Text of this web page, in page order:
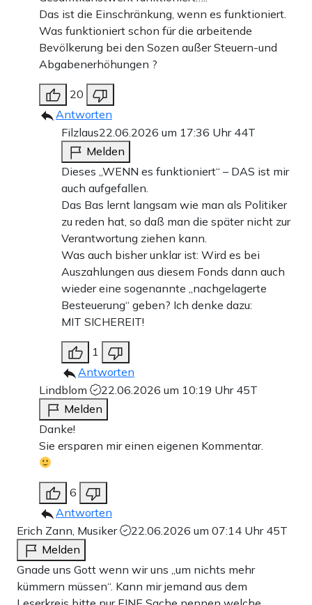
Das ist die Einschränkung, wenn es funktioniert.
Was funktioniert schon für die arbeitende
Bevölkerung bei den Sozen außer Steuern-und
Abgabenerhöhungen ?
20
Antworten
Filzlaus22.06.2026 um 17:36 Uhr 44T
Melden
Dieses „WENN es funktioniert“ – DAS ist mir
auch aufgefallen.
Das Bas lernt langsam wie man als Politiker
zu reden hat, so daß man die später nicht zur
Verantwortung ziehen kann.
Was auch bisher unklar ist: Wird es bei
Auszahlungen aus diesem Fonds dann auch
wieder eine sogenannte „nachgelagerte
Besteuerung“ geben? Ich denke dazu:
MIT SICHEREIT!
1
Antworten
Lindblom
22.06.2026 um 10:19 Uhr 45T
Melden
Danke!
Sie ersparen mir einen eigenen Kommentar.
6
Antworten
Erich Zann, Musiker
22.06.2026 um 07:14 Uhr 45T
Melden
Gnade uns Gott wenn wir uns „um nichts mehr
kümmern müssen“. Kann mir jemand aus dem